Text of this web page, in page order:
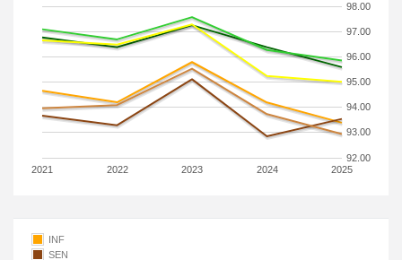
2021 2022 2023 2024 2025
92.00
93.00
94.00
95.00
96.00
97.00
98.00
INF
SEN